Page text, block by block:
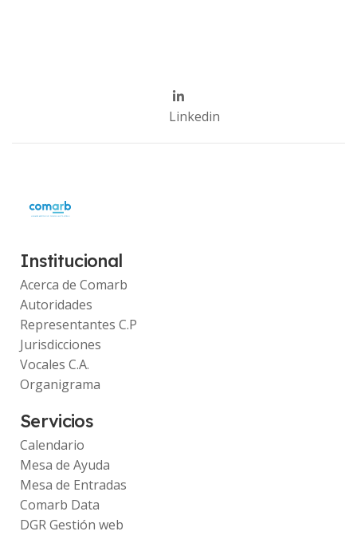
Linkedin
Institucional
Acerca de Comarb
Autoridades
Representantes C.P
Jurisdicciones
Vocales C.A.
Organigrama
Servicios
Calendario
Mesa de Ayuda
Mesa de Entradas
Comarb Data
DGR Gestión web